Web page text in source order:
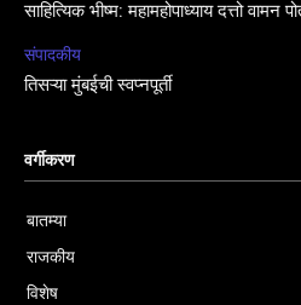
साहित्यिक भीष्म: महामहोपाध्याय दत्तो वामन
संपादकीय
तिसऱ्या मुंबईची स्वप्नपूर्ती
वर्गीकरण
बातम्या
राजकीय
विशेष